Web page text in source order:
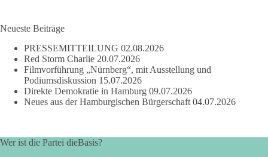
Neueste Beiträge
PRESSEMITTEILUNG 02.08.2026
Red Storm Charlie 20.07.2026
Filmvorführung „Nürnberg“, mit Ausstellung und
Podiumsdiskussion 15.07.2026
Direkte Demokratie in Hamburg 09.07.2026
Neues aus der Hamburgischen Bürgerschaft 04.07.2026
Wer ist die Partei dieBasis?